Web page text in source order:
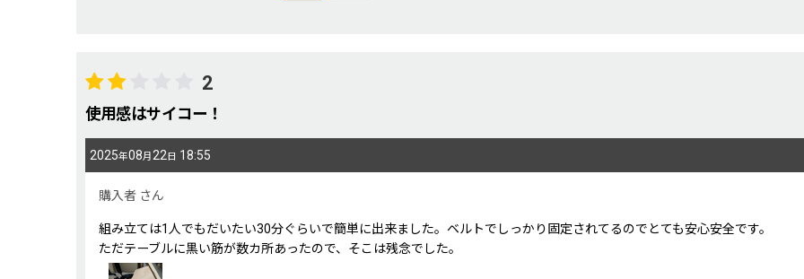
2
使用感はサイコー！
2025年08月 22 日 18:55
購入者 さん
組み立ては1人でもだいたい30分ぐらいで簡単に出来ました。ベルトでしっかり固定されてるのでとても安心安全です。
ただテーブルに黒い筋が数カ所あったので、そこは残念でした。